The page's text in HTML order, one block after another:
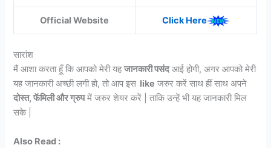
Official Website Click Here
सारांश
मैं आशा करता हूँ कि आपको मेरी यहजानकारी पसंदआई होगी, अगर आपको मेरी
यह जानकारी अच्छी लगी हो, तो आप इस like जरुर करें साथ हीं साथ अपने
दोस्त, फॅमिली और ग्रुपमें जरुर शेयर करें | ताकि उन्हें भी यह जानकारी मिल
सके |
Also Read :